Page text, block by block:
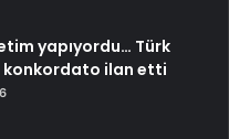
yapıyordu… Türk
konkordato ilan etti